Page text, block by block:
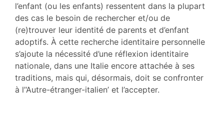
l’enfant (ou les enfants) ressentent dans la plupart
des cas le besoin de rechercher et/ou de
(re)trouver leur identité de parents et d’enfant
adoptifs. À cette recherche identitaire personnelle
s’ajoute la nécessité d’une réflexion identitaire
nationale, dans une Italie encore attachée à ses
traditions, mais qui, désormais, doit se confronter
à l’‘Autre-étranger-italien’ et l’accepter.